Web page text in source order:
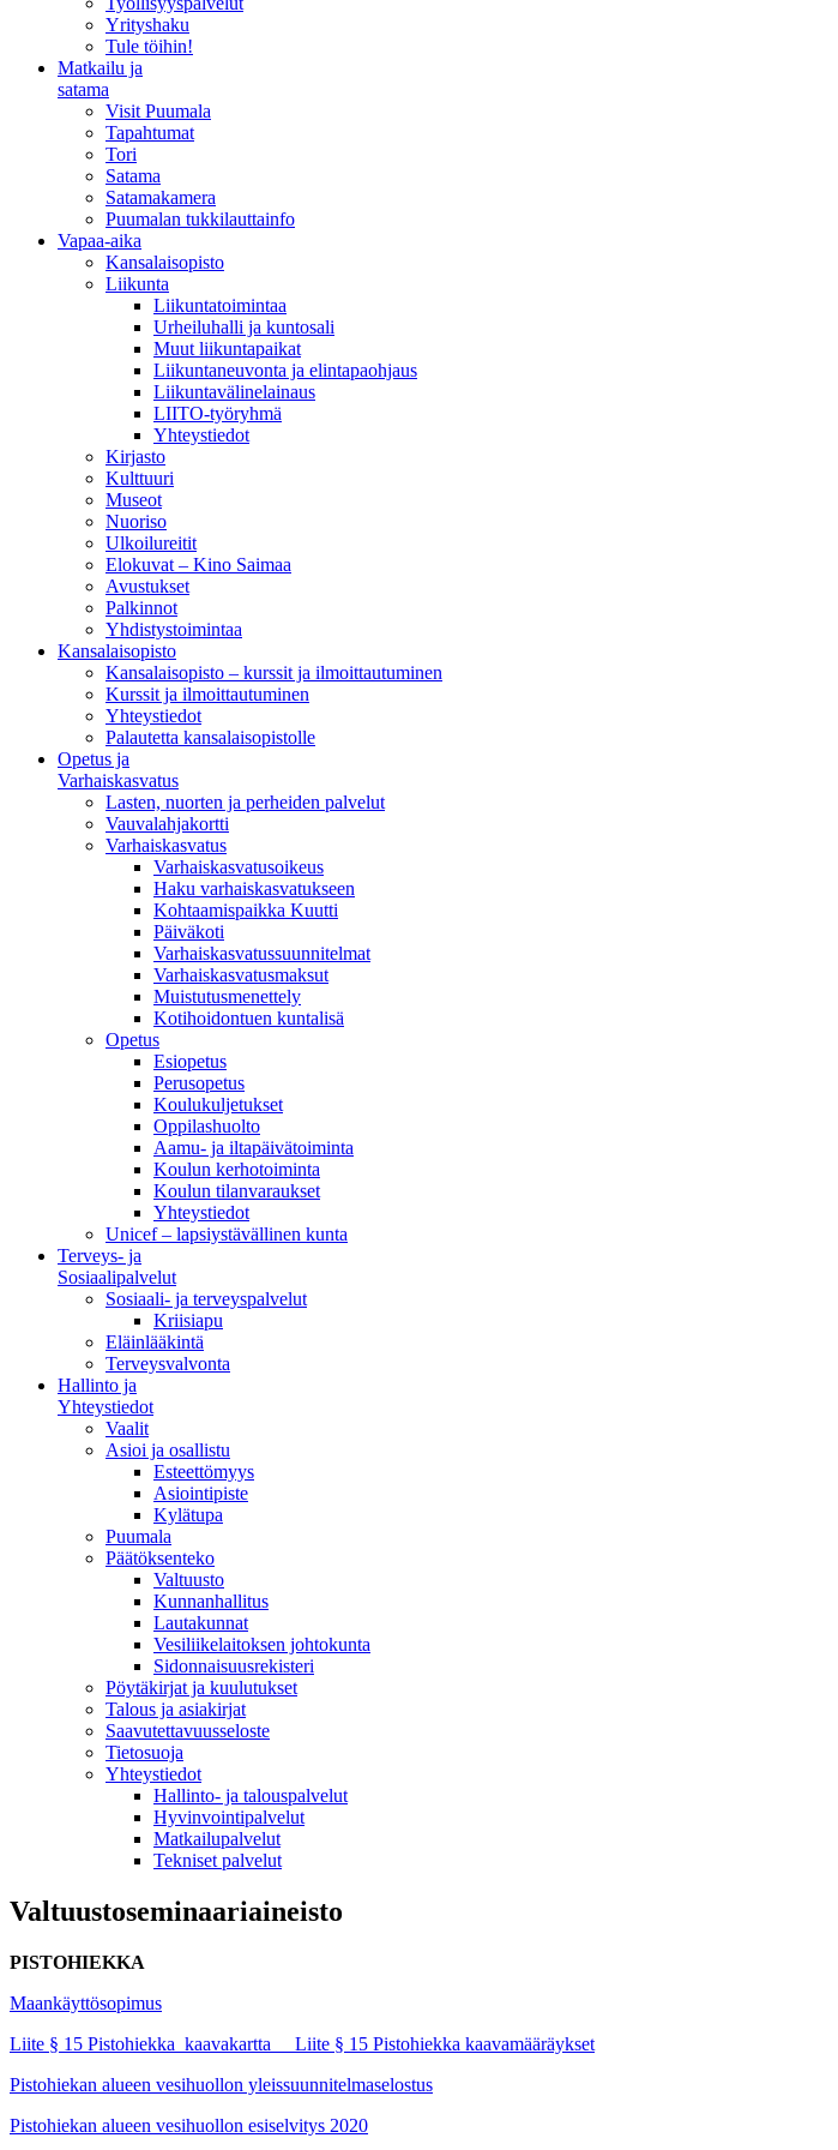
Yrityshaku
Tule töihin!
Matkailu ja
satama
Visit Puumala
Tapahtumat
Tori
Satama
Satamakamera
Puumalan tukkilauttainfo
Vapaa-aika
Kansalaisopisto
Liikunta
Liikuntatoimintaa
Urheiluhalli ja kuntosali
Muut liikuntapaikat
Liikuntaneuvonta ja elintapaohjaus
Liikuntavälinelainaus
LIITO-työryhmä
Yhteystiedot
Kirjasto
Kulttuuri
Museot
Nuoriso
Ulkoilureitit
Elokuvat – Kino Saimaa
Avustukset
Palkinnot
Yhdistystoimintaa
Kansalaisopisto
Kansalaisopisto – kurssit ja ilmoittautuminen
Kurssit ja ilmoittautuminen
Yhteystiedot
Palautetta kansalaisopistolle
Opetus ja
Varhaiskasvatus
Lasten, nuorten ja perheiden palvelut
Vauvalahjakortti
Varhaiskasvatus
Varhaiskasvatusoikeus
Haku varhaiskasvatukseen
Kohtaamispaikka Kuutti
Päiväkoti
Varhaiskasvatussuunnitelmat
Varhaiskasvatusmaksut
Muistutusmenettely
Kotihoidontuen kuntalisä
Opetus
Esiopetus
Perusopetus
Koulukuljetukset
Oppilashuolto
Aamu- ja iltapäivätoiminta
Koulun kerhotoiminta
Koulun tilanvaraukset
Yhteystiedot
Unicef – lapsiystävällinen kunta
Terveys- ja
Sosiaalipalvelut
Sosiaali- ja terveyspalvelut
Kriisiapu
Eläinlääkintä
Terveysvalvonta
Hallinto ja
Yhteystiedot
Vaalit
Asioi ja osallistu
Esteettömyys
Asiointipiste
Kylätupa
Puumala
Päätöksenteko
Valtuusto
Kunnanhallitus
Lautakunnat
Vesiliikelaitoksen johtokunta
Sidonnaisuusrekisteri
Pöytäkirjat ja kuulutukset
Talous ja asiakirjat
Saavutettavuusseloste
Tietosuoja
Yhteystiedot
Hallinto- ja talouspalvelut
Hyvinvointipalvelut
Matkailupalvelut
Tekniset palvelut
Valtuustoseminaariaineisto
PISTOHIEKKA
Maankäyttösopimus
Liite § 15 Pistohiekka_kaavakartta Liite § 15 Pistohiekka kaavamääräykset
Pistohiekan alueen vesihuollon yleissuunnitelmaselostus
Pistohiekan alueen vesihuollon esiselvitys 2020